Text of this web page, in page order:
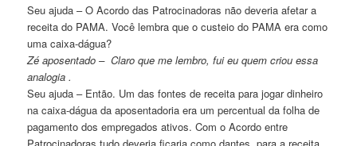
Seu ajuda – O Acordo das Patrocinadoras não deveria afetar a
receita do PAMA. Você lembra que o custeio do PAMA era como
uma caixa-dágua?
Zé aposentado – Claro que me lembro, fui eu quem criou essa
analogia .
Seu ajuda – Então. Um das fontes de receita para jogar dinheiro
na caixa-dágua da aposentadoria era um percentual da folha de
pagamento dos empregados ativos. Com o Acordo entre
Patrocinadoras tudo deveria ficaria como dantes, para a receita